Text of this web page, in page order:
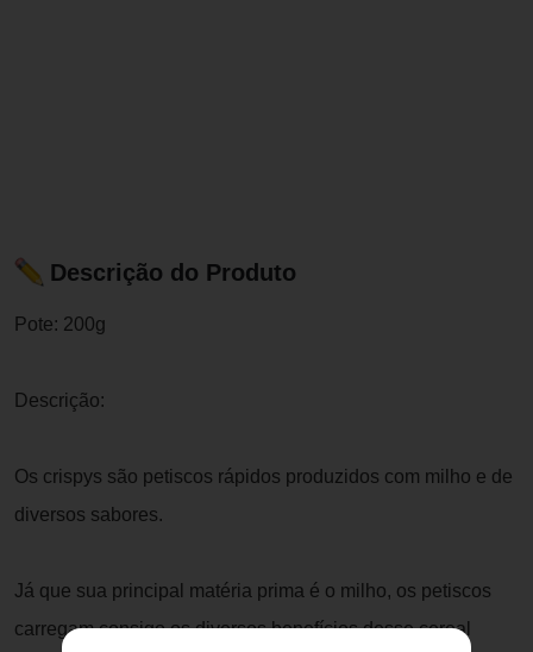
Descrição do Produto
Pote: 200g
Descrição:
Os crispys são petiscos rápidos produzidos com milho e de
diversos sabores.
Já que sua principal matéria prima é o milho, os petiscos
carregam consigo os diversos benefícios desse cereal